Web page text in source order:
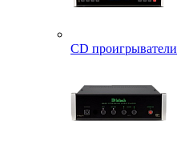
CD проигрыватели